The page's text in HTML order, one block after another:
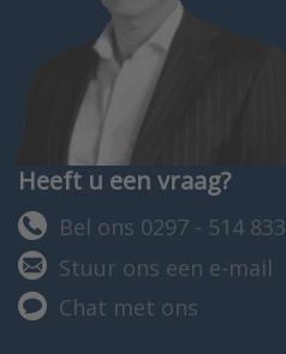
Heeft u een vraag?
Bel ons 0297 - 514 833
Stuur ons een e-mail
Chat met ons